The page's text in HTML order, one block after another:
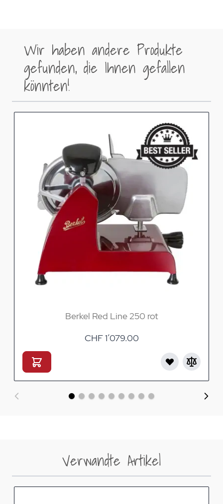
Wir haben andere Produkte
gefunden, die Ihnen gefallen
könnten!
Berkel Red Line 250 rot
CHF 1’079.00
Verwandte Artikel